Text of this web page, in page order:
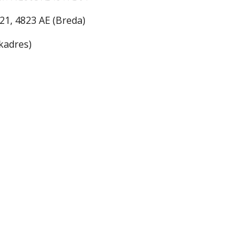
4823 AE (Breda)